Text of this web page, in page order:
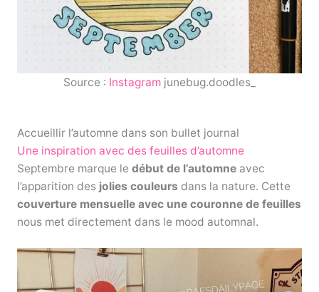
Source : Instagram junebug.doodles_
Accueillir l’automne dans son bullet journal
Une inspiration avec des feuilles d’automne
Septembre marque le début de l’automneavec
l’apparition des jolies couleurs dans la nature. Cette
couverture mensuelle avec une couronne de feuilles
nous met directement dans le mood automnal.